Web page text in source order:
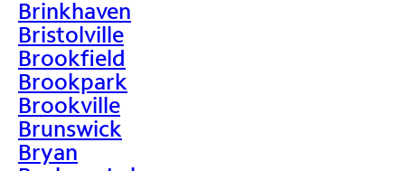
Brinkhaven
Bristolville
Brookfield
Brookpark
Brookville
Brunswick
Bryan